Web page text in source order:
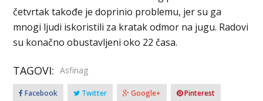
četvrtak takođe je doprinio problemu, jer su ga
mnogi ljudi iskoristili za kratak odmor na jugu. Radovi
su konačno obustavljeni oko 22 časa.
TAGOVI: Asfinag
Facebook Twitter Google+ Pinterest